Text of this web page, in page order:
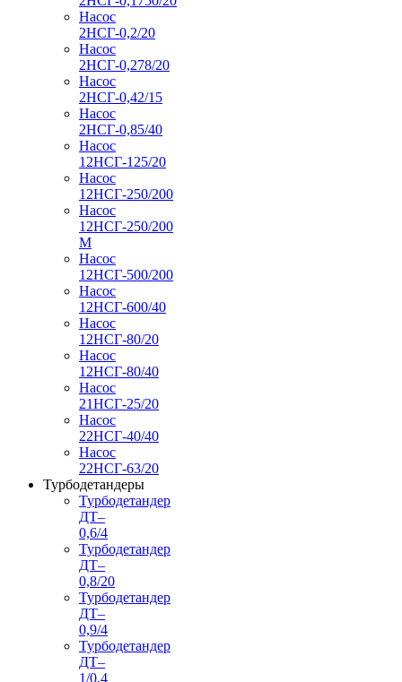
Насос
2НСГ-0,2/20
Насос
2НСГ-0,278/20
Насос
2НСГ-0,42/15
Насос
2НСГ-0,85/40
Насос
12НСГ-125/20
Насос
12НСГ-250/200
Насос
12НСГ-250/200
М
Насос
12НСГ-500/200
Насос
12НСГ-600/40
Насос
12НСГ-80/20
Насос
12НСГ-80/40
Насос
21НСГ-25/20
Насос
22НСГ-40/40
Насос
22НСГ-63/20
Турбодетандеры
Турбодетандер
ДТ–
0,6/4
Турбодетандер
ДТ–
0,8/20
Турбодетандер
ДТ–
0,9/4
Турбодетандер
ДТ–
1/0,4